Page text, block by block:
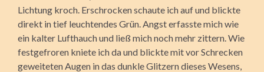
Lichtung kroch. Erschrocken schaute ich auf und blickte
direkt in tief leuchtendes Grün. Angst erfasste mich wie
ein kalter Lufthauch und ließ mich noch mehr zittern. Wie
festgefroren kniete ich da und blickte mit vor Schrecken
geweiteten Augen in das dunkle Glitzern dieses Wesens,